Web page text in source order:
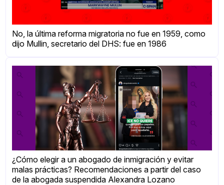
No, la última reforma migratoria no fue en 1959, como
dijo Mullin, secretario del DHS: fue en 1986
¿Cómo elegir a un abogado de inmigración y evitar
malas prácticas? Recomendaciones a partir del caso
de la abogada suspendida Alexandra Lozano